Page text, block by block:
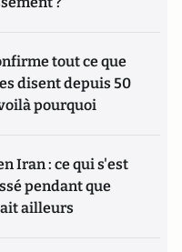
tout ce que
disent depuis 50
pourquoi
Iran : ce qui s'est
pendant que
ailleurs